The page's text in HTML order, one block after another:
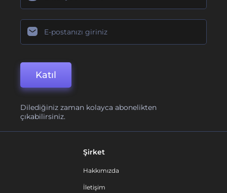
Katıl
Dilediğiniz zaman kolayca abonelikten
çıkabilirsiniz.
Şirket
Hakkımızda
İletişim